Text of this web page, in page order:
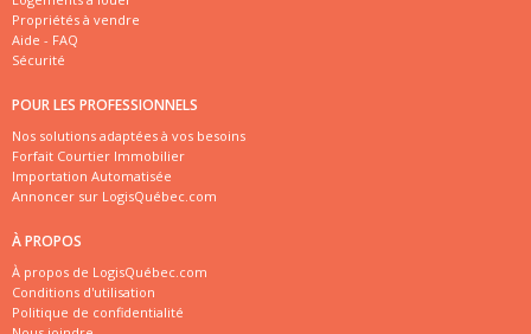
Propriétés à vendre
Aide - FAQ
Sécurité
POUR LES PROFESSIONNELS
Nos solutions adaptées à vos besoins
Forfait Courtier Immobilier
Importation Automatisée
Annoncer sur LogisQuébec.com
À PROPOS
À propos de LogisQuébec.com
Conditions d'utilisation
Politique de confidentialité